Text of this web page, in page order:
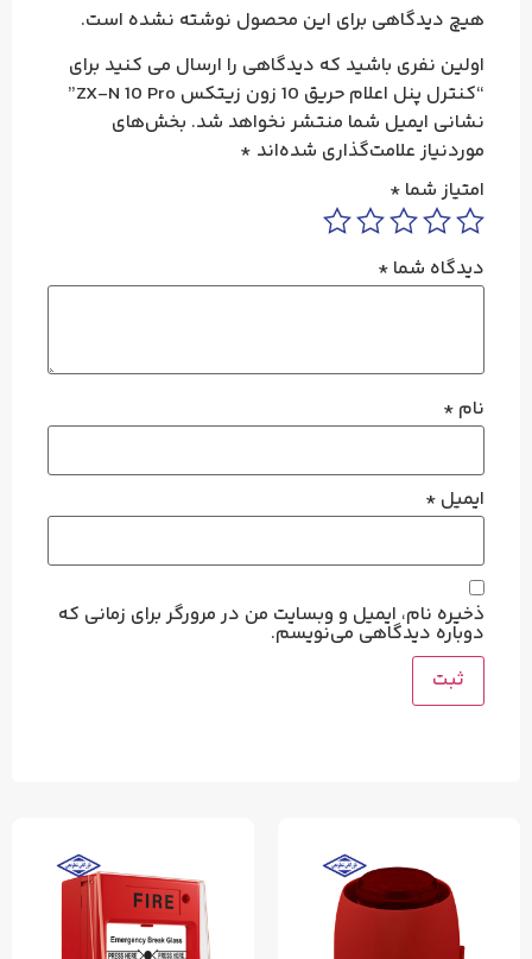
هیچ دیدگاهی برای این محصول نوشته نشده است.
اولین نفری باشید که دیدگاهی را ارسال می کنید برای
“کنترل پنل اعلام حریق 10 زون زیتکس ZX-N 10 Pro”
نشانی ایمیل شما منتشر نخواهد شد. بخش‌های
موردنیاز علامت‌گذاری شده‌اند *
امتیاز شما *
دیدگاه شما *
نام *
ایمیل *
ذخیره نام، ایمیل و وبسایت من در مرورگر برای زمانی که
دوباره دیدگاهی می‌نویسم.